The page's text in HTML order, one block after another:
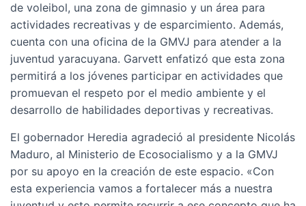
de voleibol, una zona de gimnasio y un área para
actividades recreativas y de esparcimiento. Además,
cuenta con una oficina de la GMVJ para atender a la
juventud yaracuyana. Garvett enfatizó que esta zona
permitirá a los jóvenes participar en actividades que
promuevan el respeto por el medio ambiente y el
desarrollo de habilidades deportivas y recreativas.
El gobernador Heredia agradeció al presidente Nicolás
Maduro, al Ministerio de Ecosocialismo y a la GMVJ
por su apoyo en la creación de este espacio. «Con
esta experiencia vamos a fortalecer más a nuestra